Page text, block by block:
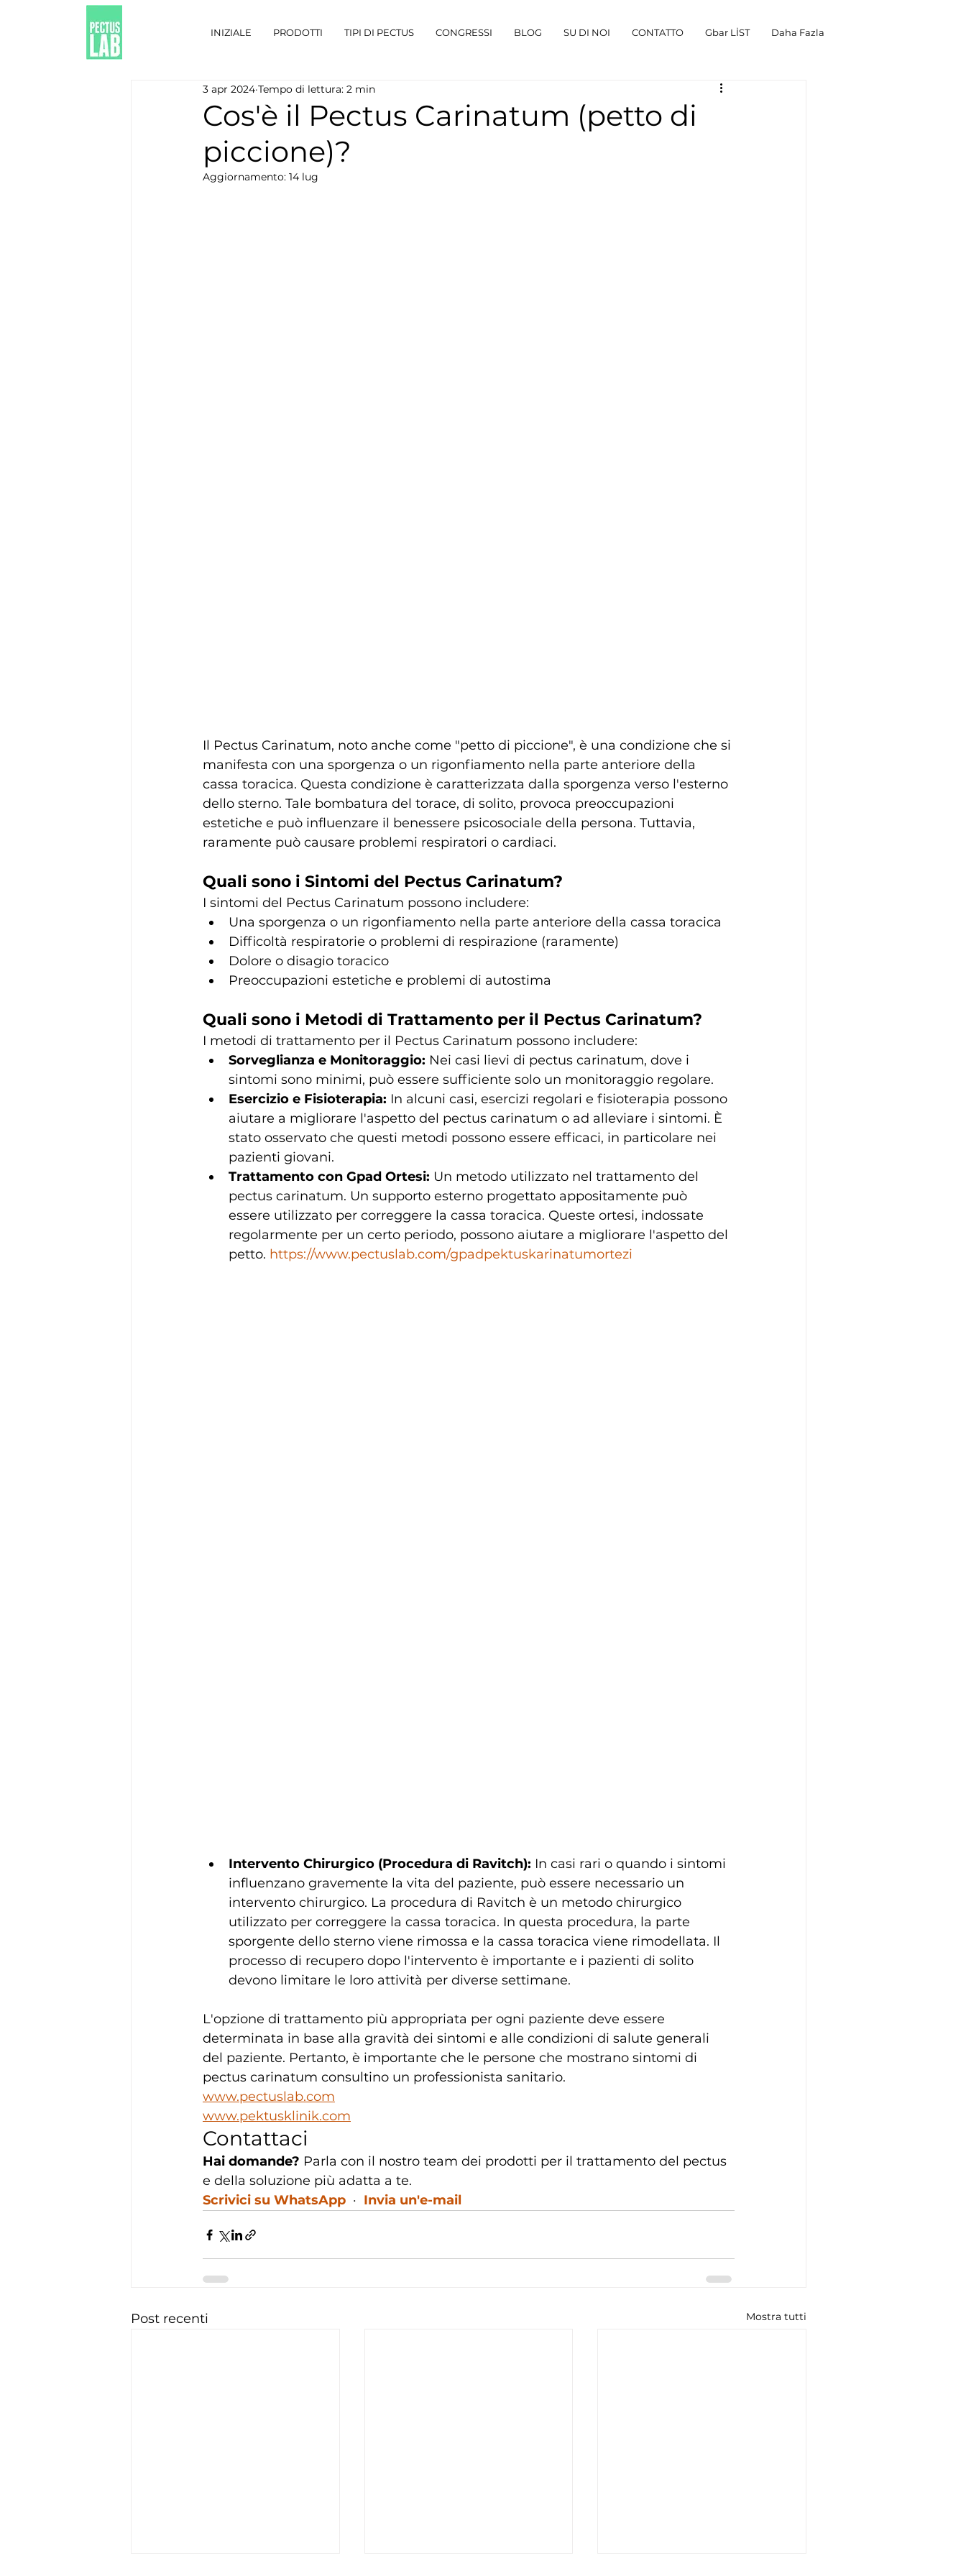
INIZIALE PRODOTTI TIPI DI PECTUS CONGRESSI BLOG SU DI NOI CONTATTO Gbar LİST Daha Fazla
Cos'è il Pectus Carinatum (petto di
piccione)?
3 apr 2024 Tempo di lettura: 2 min
Aggiornamento: 14 lug
Il Pectus Carinatum, noto anche come "petto di piccione", è una condizione che si
manifesta con una sporgenza o un rigonfiamento nella parte anteriore della
cassa toracica. Questa condizione è caratterizzata dalla sporgenza verso l'esterno
dello sterno. Tale bombatura del torace, di solito, provoca preoccupazioni
estetiche e può influenzare il benessere psicosociale della persona. Tuttavia,
raramente può causare problemi respiratori o cardiaci.
Quali sono i Sintomi del Pectus Carinatum?
I sintomi del Pectus Carinatum possono includere:
Una sporgenza o un rigonfiamento nella parte anteriore della cassa toracica
Difficoltà respiratorie o problemi di respirazione (raramente)
Dolore o disagio toracico
Preoccupazioni estetiche e problemi di autostima
Quali sono i Metodi di Trattamento per il Pectus Carinatum?
I metodi di trattamento per il Pectus Carinatum possono includere:
Sorveglianza e Monitoraggio: Nei casi lievi di pectus carinatum, dove i
sintomi sono minimi, può essere sufficiente solo un monitoraggio regolare.
Esercizio e Fisioterapia: In alcuni casi, esercizi regolari e fisioterapia possono
aiutare a migliorare l'aspetto del pectus carinatum o ad alleviare i sintomi. È
stato osservato che questi metodi possono essere efficaci, in particolare nei
pazienti giovani.
Trattamento con Gpad Ortesi: Un metodo utilizzato nel trattamento del
pectus carinatum. Un supporto esterno progettato appositamente può
essere utilizzato per correggere la cassa toracica. Queste ortesi, indossate
regolarmente per un certo periodo, possono aiutare a migliorare l'aspetto del
petto. https://www.pectuslab.com/gpadpektuskarinatumortezi
Intervento Chirurgico (Procedura di Ravitch): In casi rari o quando i sintomi
influenzano gravemente la vita del paziente, può essere necessario un
intervento chirurgico. La procedura di Ravitch è un metodo chirurgico
utilizzato per correggere la cassa toracica. In questa procedura, la parte
sporgente dello sterno viene rimossa e la cassa toracica viene rimodellata. Il
processo di recupero dopo l'intervento è importante e i pazienti di solito
devono limitare le loro attività per diverse settimane.
L'opzione di trattamento più appropriata per ogni paziente deve essere
determinata in base alla gravità dei sintomi e alle condizioni di salute generali
del paziente. Pertanto, è importante che le persone che mostrano sintomi di
pectus carinatum consultino un professionista sanitario.
www.pectuslab.com
www.pektusklinik.com
Contattaci
Hai domande? Parla con il nostro team dei prodotti per il trattamento del pectus
e della soluzione più adatta a te.
Scrivici su WhatsApp
  ·
Invia un'e-mail
Post recenti Mostra tutti